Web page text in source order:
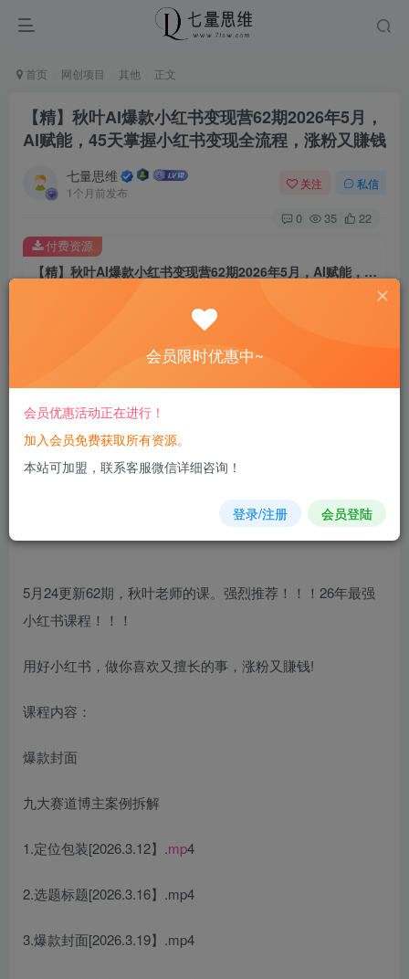
首页 网创项目 其他 正文
【精】秋叶AI爆款小红书变现营62期2026年5月，
AI赋能，45天掌握小红书变现全流程，涨粉又賺钱
七量思维
1个月前发布
关注 私信
0 35 22
【精】秋叶AI爆款小红书变现营62期2026年5月，AI赋能，45天掌握小红书变现全流程，涨粉又賺钱
8.8
免费
您当前未登录！建议登陆后购买，可保存购买订单
付费资源
5月24更新62期，秋叶老师的课。强烈推荐！！！26年最强
小红书课程！！！
用好小红书，做你喜欢又擅长的事，涨粉又賺钱!
课程内容：
爆款封面
九大赛道博主案例拆解
1.定位包装[2026.3.12】.mp4
2.选题标题[2026.3.16】.mp4
3.爆款封面[2026.3.19】.mp4
会员限时优惠中~
会员优惠活动正在进行！
加入会员免费获取所有资源。
本站可加盟，联系客服微信详细咨询！
登录/注册 会员登陆